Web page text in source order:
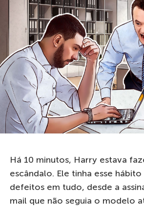
Há 10 minutos, Harry estava
escândalo. Ele tinha esse
defeitos em tudo, desde a
mail que não seguia o modelo